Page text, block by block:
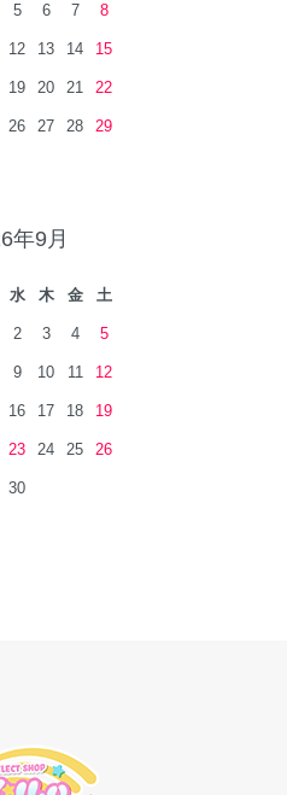
5 6 7 8
12 13 14 15
19 20 21 22
26 27 28 29
年9月
水 木 金 土
2 3 4 5
9 10 11 12
16 17 18 19
23 24 25 26
30